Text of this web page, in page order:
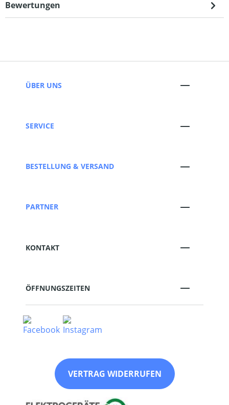
Bewertungen
ÜBER UNS
SERVICE
BESTELLUNG & VERSAND
PARTNER
KONTAKT
ÖFFNUNGSZEITEN
VERTRAG WIDERRUFEN